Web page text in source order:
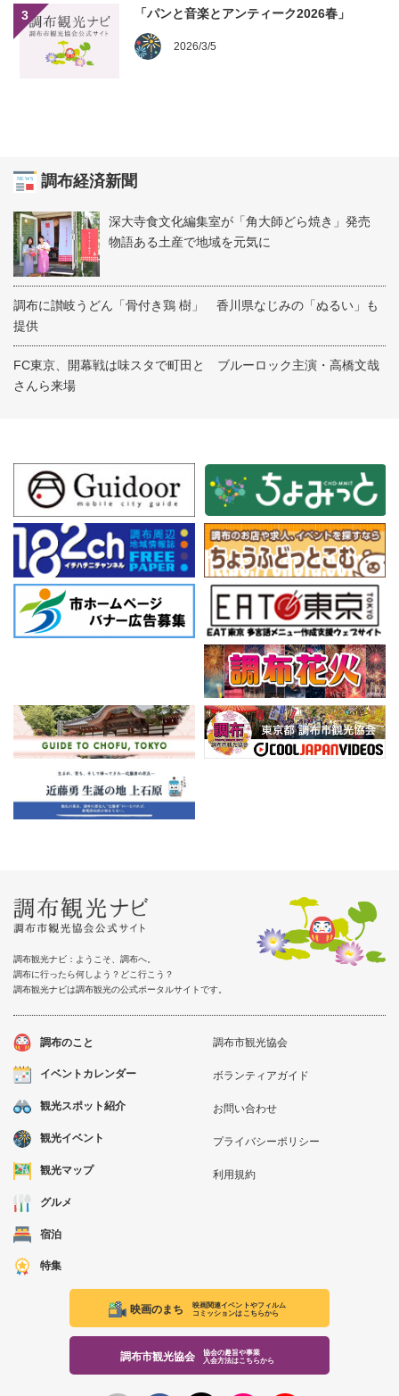
3 「パンと音楽とアンティーク2026春」
2026/3/5
調布経済新聞
深大寺食文化編集室が「角大師どら焼き」発売
物語ある土産で地域を元気に
調布に讃岐うどん「骨付き鶏 樹」 香川県なじみの「ぬるい」も
提供
FC東京、開幕戦は味スタで町田と ブルーロック主演・高橋文哉
さんら来場
調布観光ナビ：ようこそ、調布へ。
調布に行ったら何しよう？どこ行こう？
調布観光ナビは調布観光の公式ポータルサイトです。
調布のこと
イベントカレンダー
観光スポット紹介
観光イベント
観光マップ
グルメ
宿泊
特集
調布市観光協会
ボランティアガイド
お問い合わせ
プライバシーポリシー
利用規約
映画のまち
映画関連イベントやフィルム
コミッションはこちらから
調布市観光協会
協会の趣旨や事業
入会方法はこちらから